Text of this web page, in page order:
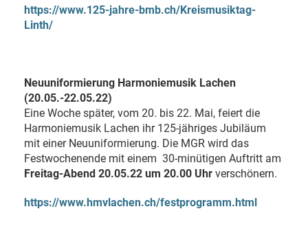
https://www.125-jahre-bmb.ch/Kreismusiktag-
Linth/
Neuuniformierung Harmoniemusik Lachen
(20.05.-22.05.22)
Eine Woche später, vom 20. bis 22. Mai, feiert die
Harmoniemusik Lachen ihr 125-jähriges Jubiläum
mit einer Neuuniformierung. Die MGR wird das
Festwochenende mit einem 30-minütigen Auftritt am
Freitag-Abend 20.05.22 um 20.00 Uhr verschönern.
https://www.hmvlachen.ch/festprogramm.html